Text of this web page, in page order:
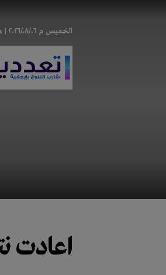
الخميس م ٢٠٢٦/٠٨/٠٦ | هـ
اعادت